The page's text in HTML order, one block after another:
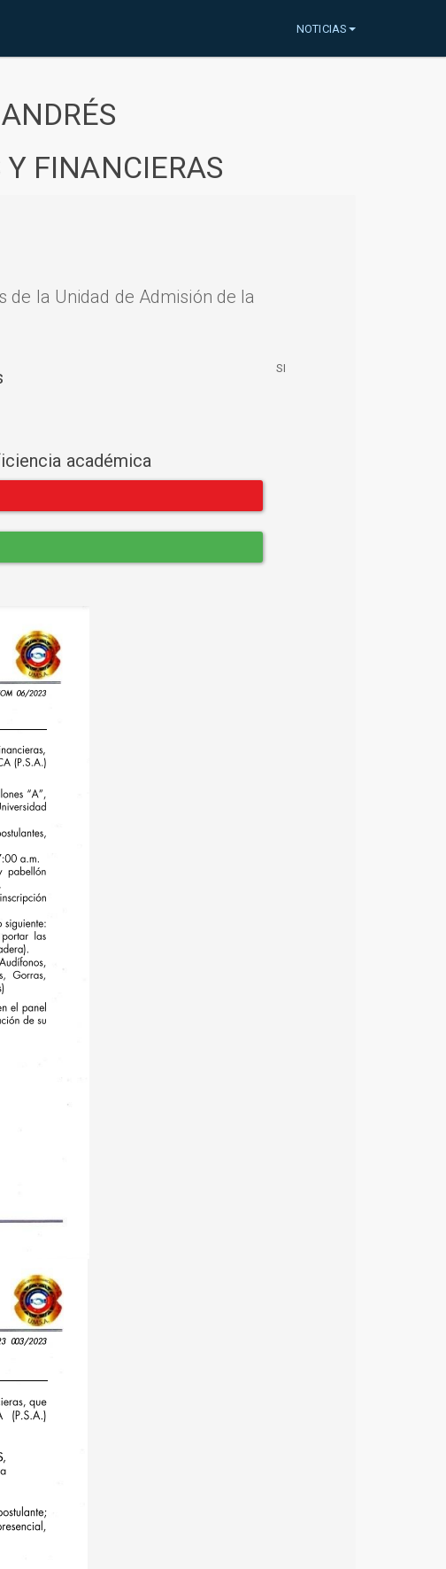
NOTICIAS
Y FINANCIERAS
la Unidad de Admisión de la
académica
SI